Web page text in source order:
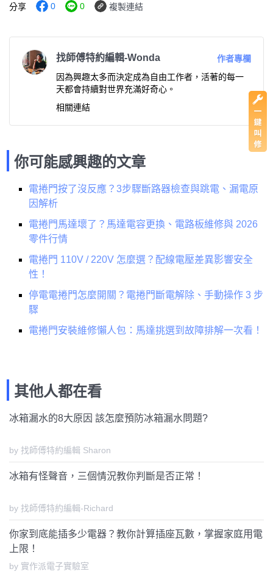
分享 0 0 複製連結
找師傅特約編輯-Wonda
作者專欄
因為興趣太多而決定成為自由工作者，活著的每一
天都會持續對世界充滿好奇心。
相關連結
你可能感興趣的文章
電捲門按了沒反應？3步驟斷路器檢查與跳電、漏電原
因解析
電捲門馬達壞了？馬達電容更換、電路板維修與 2026
零件行情
電捲門 110V / 220V 怎麼選？配線電壓差異影響安全
性！
停電電捲門怎麼開關？電捲門斷電解除、手動操作 3 步
驟
電捲門安裝維修懶人包：馬達挑選到故障排解一次看！
其他人都在看
冰箱漏水的8大原因 該怎麼預防冰箱漏水問題?
by 找師傅特約編輯 Sharon
冰箱有怪聲音，三個情況教你判斷是否正常！
by 找師傅特約編輯-Richard
你家到底能插多少電器？教你計算插座瓦數，掌握家庭用電
上限！
by 實作派電子實驗室